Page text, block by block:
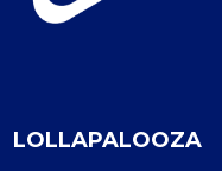
LOLLAPALOOZA